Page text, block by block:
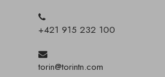
+421 915 232 100
torin@torintn.com